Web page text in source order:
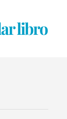
libro